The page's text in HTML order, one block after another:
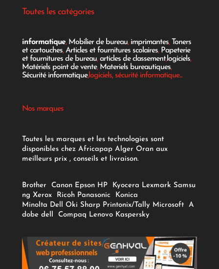
Toutes les catégories
informatique, Mobilier de bureau, imprimantes, Toners
et cartouches,Articles et fournitures scolaires, Papeterie
et fournitures de bureau,articles de classement,logiciels,
Matériels point de vente, Materiels bureautiques,
Sécurité informatique,logiciels, sécurité informatique...
Nos marques
Toutes les marques et les technologies sont
disponibles chez Africapap Alger Oran aux
meilleurs prix , conseils et livraison.
Brother Canon Epson HP Kyocera Lexmark Samsu
ng Xerox Ricoh Panasonic
Konica
Minolta Dell Oki Sharp Printonix/Tally Microsoft
A
dobe dell Compaq Lenovo Kaspersky